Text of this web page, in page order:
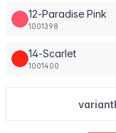
12-Paradise Pink
1001398
14-Scarlet
1001400